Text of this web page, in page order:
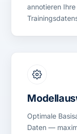
annotieren
Optimale
Daten —